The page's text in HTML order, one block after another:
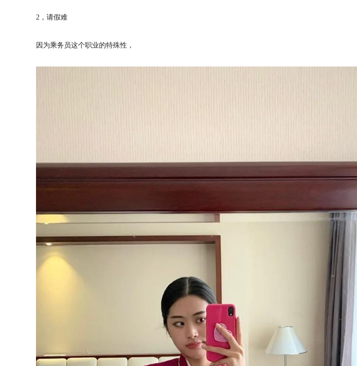
2，请假难
因为乘务员这个职业的特殊性，